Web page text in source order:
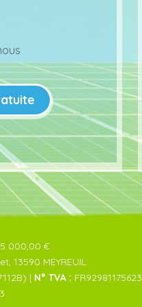
000,00 €
13590 MEYREUIL
| N° TVA : FR92981175623